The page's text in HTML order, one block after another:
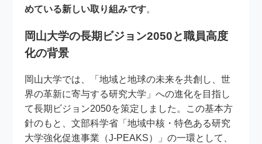
めている新しい取り組みです。
岡山大学の長期ビジョン2050と職員高度
化の背景
岡山大学では、「地域と地球の未来を共創し、世
界の革新に寄与する研究大学」への進化を目指し
て長期ビジョン2050を策定しました。この基本方
針のもと、文部科学省「地域中核・特色ある研究
大学強化促進事業（J-PEAKS）」の一環として、